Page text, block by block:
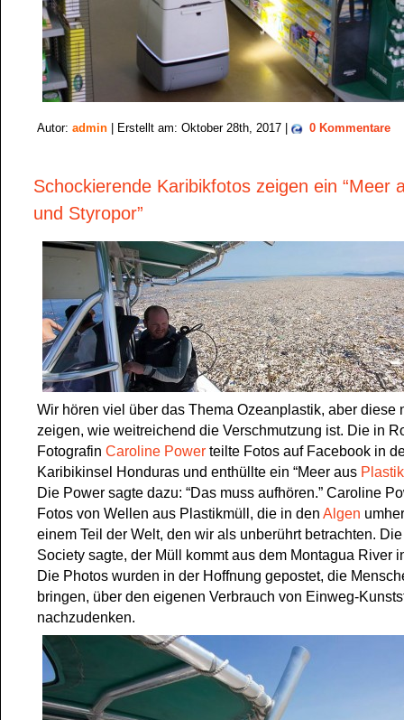
Autor: admin | Erstellt am: Oktober 28th, 2017 | 0 Kommentare
Schockierende Karibikfotos zeigen ein “Meer
und Styropor”
Wir hören viel über das Thema Ozeanplastik, aber diese
zeigen, wie weitreichend die Verschmutzung ist. Die in
Fotografin Caroline Power teilte Fotos auf Facebook in
Karibikinsel Honduras und enthüllte ein “Meer aus
Die Power sagte dazu: “Das muss aufhören.” Caroline
Fotos von Wellen aus Plastikmüll, die in den Algen
einem Teil der Welt, den wir als unberührt betrachten.
Society sagte, der Müll kommt aus dem Montagua River
Die Photos wurden in der Hoffnung gepostet, die
bringen, über den eigenen Verbrauch von Einweg-
nachzudenken.